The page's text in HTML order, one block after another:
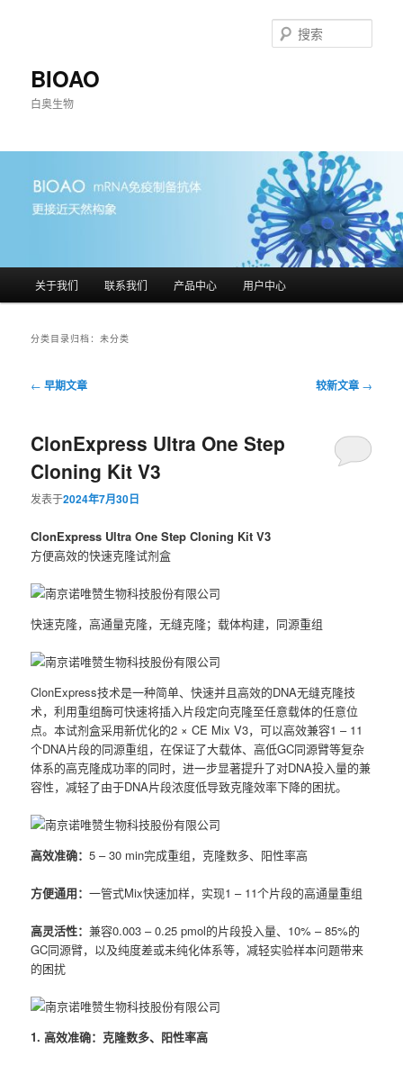
BIOAO
白奥生物
索
关于我们 联系我们 产品中心 用户中心
分类目录归档：未分类
文
航
← 早期文章 较新文章 →
ClonExpress Ultra One Step
Cloning Kit V3
发表于2024年7月30日
ClonExpress Ultra One Step Cloning Kit V3
方便高效的快速克隆试剂盒
快速克隆，高通量克隆，无缝克隆；载体构建，同源重组
ClonExpress技术是一种简单、快速并且高效的DNA无缝克隆技
术，利用重组酶可快速将插入片段定向克隆至任意载体的任意位
点。本试剂盒采用新优化的2 × CE Mix V3，可以高效兼容1 – 11
个DNA片段的同源重组，在保证了大载体、高低GC同源臂等复杂
体系的高克隆成功率的同时，进一步显著提升了对DNA投入量的兼
容性，减轻了由于DNA片段浓度低导致克隆效率下降的困扰。
高效准确：5 – 30 min完成重组，克隆数多、阳性率高
方便通用：一管式Mix快速加样，实现1 – 11个片段的高通量重组
高灵活性：兼容0.003 – 0.25 pmol的片段投入量、10% – 85%的
GC同源臂，以及纯度差或未纯化体系等，减轻实验样本问题带来
的困扰
1. 高效准确：克隆数多、阳性率高